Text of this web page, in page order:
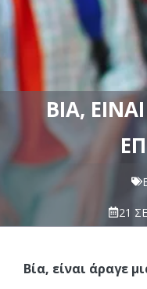
ΒΊΑ,
21
Βία, είναι άραγε